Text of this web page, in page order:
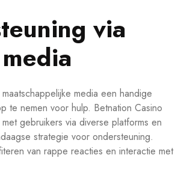
via
media een handige
te nemen voor hulp. Betnation Casino
gebruikers via diverse platforms en
strategie voor ondersteuning.
van rappe reacties en interactie met